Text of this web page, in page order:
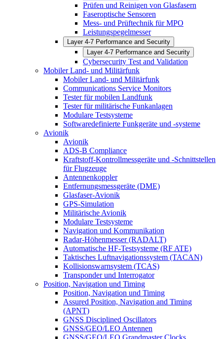
Prüfen und Reinigen von Glasfasern
Faseroptische Sensoren
Mess- und Prüftechnik für MPO
Leistungspegelmesser
Layer 4-7 Performance and Security
Layer 4-7 Performance and Security
Cybersecurity Test and Validation
Mobiler Land- und Militärfunk
Mobiler Land- und Militärfunk
Communications Service Monitors
Tester für mobilen Landfunk
Tester für militärische Funkanlagen
Modulare Testsysteme
Softwaredefinierte Funkgeräte und -systeme
Avionik
Avionik
ADS-B Compliance
Kraftstoff-Kontrollmessgeräte und -Schnittstellen
für Flugzeuge
Antennenkoppler
Entfernungsmessgeräte (DME)
Glasfaser-Avionik
GPS-Simulation
Militärische Avionik
Modulare Testsysteme
Navigation und Kommunikation
Radar-Höhenmesser (RADALT)
Automatische HF-Testsysteme (RF ATE)
Taktisches Luftnavigationssystem (TACAN)
Kollisionswarnsystem (TCAS)
Transponder und Interrogator
Position, Navigation und Timing
Position, Navigation und Timing
Assured Position, Navigation and Timing
(APNT)
GNSS Disciplined Oscillators
GNSS/GEO/LEO Antennen